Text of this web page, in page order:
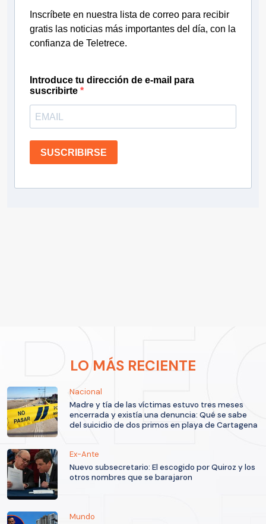
Inscríbete en nuestra lista de correo para recibir
gratis las noticias más importantes del día, con la
confianza de Teletrece.
Introduce tu dirección de e-mail para
suscribirte
SUSCRIBIRSE
LO MÁS RECIENTE
Nacional
Madre y tía de las víctimas estuvo tres meses
encerrada y existía una denuncia: Qué se sabe
del suicidio de dos primos en playa de Cartagena
Ex-Ante
Nuevo subsecretario: El escogido por Quiroz y los
otros nombres que se barajaron
Mundo